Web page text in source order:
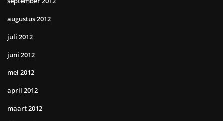
augustus 2012
juli 2012
juni 2012
mei 2012
april 2012
maart 2012